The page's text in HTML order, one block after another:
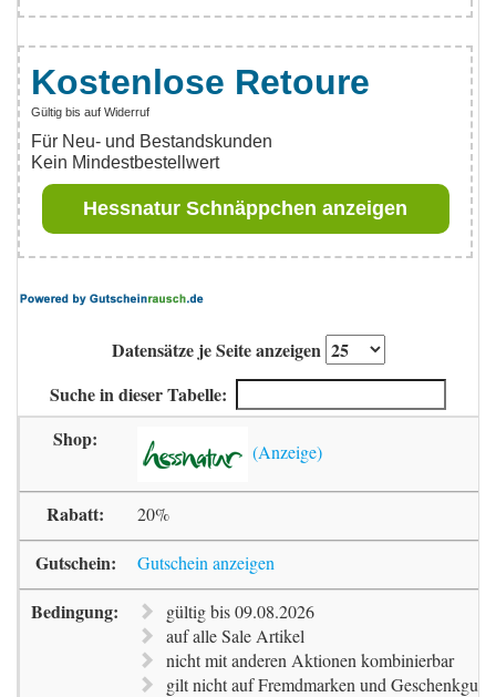
Kostenlose Retoure
Gültig bis auf Widerruf
Für Neu- und Bestandskunden
Kein Mindestbestellwert
Hessnatur Schnäppchen anzeigen
Datensätze je Seite anzeigen
Suche in dieser Tabelle:
20%
Gutschein anzeigen
gültig bis 09.08.2026
auf alle Sale Artikel
nicht mit anderen Aktionen kombinierbar
gilt nicht auf Fremdmarken und